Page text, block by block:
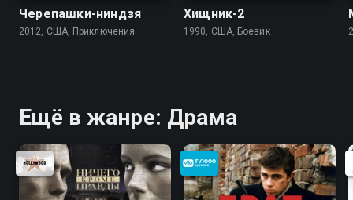
Черепашки-ниндзя
2012, США, Приключения
Хищник-2
1990, США, Боевик
Ещё в жанре: Драма